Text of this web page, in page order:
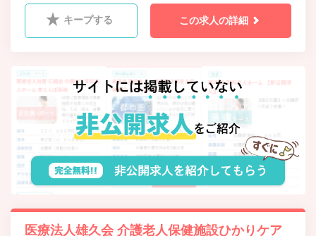
キープする この求人の詳細
医療法人雄久会 介護老人保健施設ひかりケア